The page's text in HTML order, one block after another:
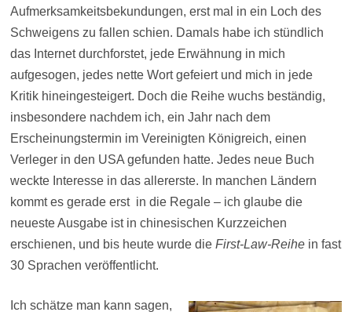
Aufmerksamkeitsbekundungen, erst mal in ein Loch des
Schweigens zu fallen schien. Damals habe ich stündlich
das Internet durchforstet, jede Erwähnung in mich
aufgesogen, jedes nette Wort gefeiert und mich in jede
Kritik hineingesteigert. Doch die Reihe wuchs beständig,
insbesondere nachdem ich, ein Jahr nach dem
Erscheinungstermin im Vereinigten Königreich, einen
Verleger in den USA gefunden hatte. Jedes neue Buch
weckte Interesse in das allererste. In manchen Ländern
kommt es gerade erst in die Regale – ich glaube die
neueste Ausgabe ist in chinesischen Kurzzeichen
erschienen, und bis heute wurde die First-Law-Reihein fast
30 Sprachen veröffentlicht.
Ich schätze man kann sagen,